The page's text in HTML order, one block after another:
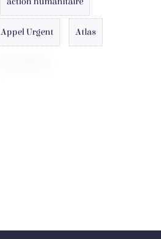
Appel Urgent Atlas